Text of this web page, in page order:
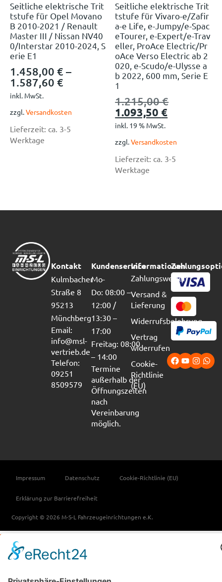
Seitliche elektrische Trit
tstufe für Opel Movano
B 2010-2021 / Renault
Master III / Nissan NV40
0/Interstar 2010-2024, S
erie E1
1.458,00 € –
1.587,60 €
inkl. MwSt.
zzgl.Versandkosten
Lieferzeit: ca. 3-5
Werktage
Seitliche elektrische Trit
tstufe für Vivaro-e/Zafir
a-e Life, e-Jumpy/e-Spac
eTourer, e-Expert/e-Trav
eller, ProAce Electric/Pr
oAce Verso Electric ab 2
020, e-Scudo/e-Ulysse a
b 2022, 600 mm, Serie E
1
1.215,00€
1.093,50 €
inkl. 19 % MwSt.
zzgl.Versandkosten
Lieferzeit: ca. 3-5
Werktage
Kontakt
Kulmbacher
Straße 8
95213
Münchberg
Email:
info@msl-
vertrieb.de
Telefon:
09251
8509579
Kundenservice
Mo-
Do: 08:00 –
12:00 /
13:30 –
17:00
Freitag: 08:00
– 14:00
Termine
außerhalb der
Öffnungszeiten
nach
Vereinbarung
möglich.
Informationen
Zahlungsweisen
Versand &
Lieferung
Widerrufsbelehrung
Vertrag
widerrufen
Cookie-
Richtlinie
(EU)
Impressum Datenschutz Cookie-Richtlinie (EU)
Erklärung zur Barrierefreiheit
Copyright © 2026 M-S-L Fahrzeugeinrichtungen e.K.
Vertrag widerrufen